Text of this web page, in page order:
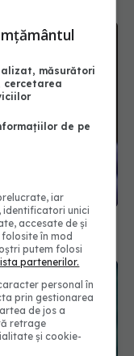
dureroasă.
măsurători
cercetarea
de pe
iar
identificatori unici
accesate de și
în mod
putem folosi
partenerilor.
personal în
prin gestionarea
de jos a
retrage
și cookie-